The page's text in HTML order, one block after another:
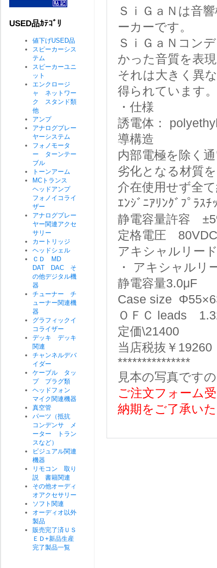
ＳｉＧａＮは音
ーカーです。
ＳｉＧａＮコン
かった音質を表
それは大きく異
得られています。
・仕様
誘電体：
導構造
内部電極を除く
劣化となる材質を
介在使用せず全
ｴﾝｼﾞﾆｱﾘﾝｸﾞﾌﾟﾗｽ
静電容量許容
定格電圧 80VDC
アキシャルリー
・ アキシャルリ
静電容量3.0μF
Case size
ＯＦＣ leads
定価\21400
当店税抜￥19260
***************
見本の写真です
ご注文フォーム
納期をご了承い
USED品ｶﾃｺﾞﾘ
値下げUSED品
スピーカーシス
テム
スピーカーユニ
ット
エンクロージ
ャ ネットワー
ク スタンド類
他
アンプ
アナログプレー
ヤーシステム
フォノモータ
ー ターンテー
ブル
トーンアーム
MCトランス
ヘッドアンプ
フォノイコライ
ザー
アナログプレー
ヤー関連アクセ
サリー
カートリッジ
ヘッドシェル
ＣＤ MD
DAT DAC そ
の他デジタル機
器
チューナー チ
ューナー関連機
器
グラフィックイ
コライザー
デッキ デッキ
関連
チャンネルデバ
イダー
ケーブル タッ
プ プラグ類
ヘッドフォン
マイク関連機器
真空管
パーツ（抵抗
コンデンサ メ
ーター トラン
スなど）
ビジュアル関連
機器
リモコン 取り
説 書籍関連
その他オーディ
オアクセサリー
ソフト関連
オーディオ以外
製品
販売完了済ＵＳ
ＥＤ+新品生産
完了製品一覧